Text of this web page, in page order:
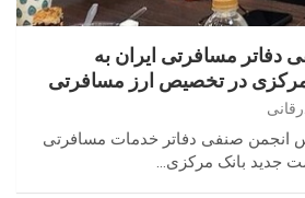
دفاتر مسافرتی ایران به
در تخصیص ارز مسافرتی
انجمن صنفی دفاتر خدمات مسافرتی
جدید بانک مرکزی…